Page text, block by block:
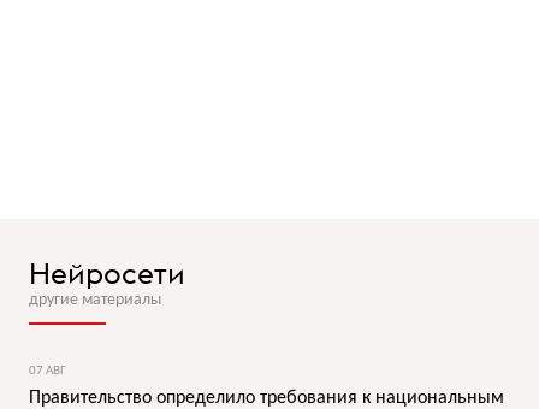
Нейросети
другие материалы
07 АВГ
Правительство определило требования к национальным